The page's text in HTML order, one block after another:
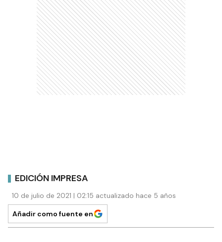
EDICIÓN IMPRESA
10 de julio de 2021 | 02:15 actualizado hace 5 años
Añadir como fuente en